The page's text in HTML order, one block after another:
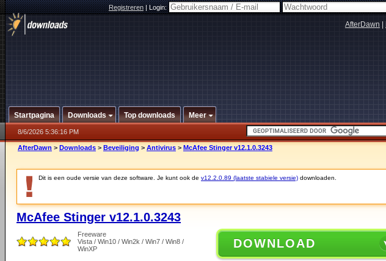
Registreren|Login:
AfterDawn
Startpagina Downloads Top downloads Meer
8/6/2026 5:36:16 PM
AfterDawn > Downloads > Beveiliging > Antivirus > McAfee Stinger v12.1.0.3243
Dit is een oude versie van deze software. Je kunt ook de v12.2.0.89 (laatste stabiele versie) downloaden.
McAfee Stinger v12.1.0.3243
Freeware
Vista / Win10 / Win2k / Win7 / Win8 /
WinXP
DOWNLOAD